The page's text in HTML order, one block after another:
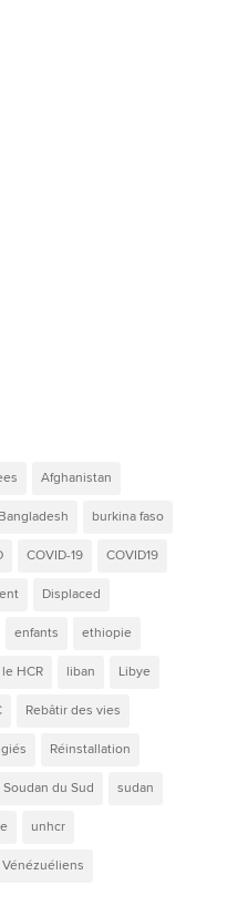
Afghanistan
Bangladesh burkina faso
COVID-19 COVID19
Displaced
enfants ethiopie
le HCR liban Libye
Rebâtir des vies
Réinstallation
Soudan du Sud sudan
unhcr
Vénézuéliens